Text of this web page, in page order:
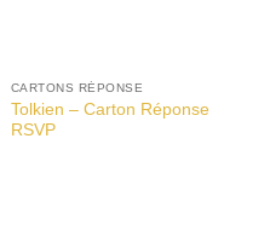
CARTONS RÉPONSE
Tolkien – Carton Réponse
RSVP